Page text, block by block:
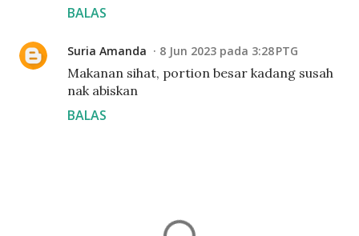
BALAS
Suria Amanda 8 Jun 2023 pada 3:28 PTG
Makanan sihat, portion besar kadang susah
nak abiskan
BALAS